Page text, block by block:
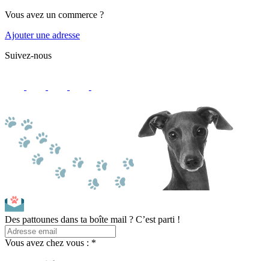
Vous avez un commerce ?
Ajouter une adresse
Suivez-nous
Des pattounes dans ta boîte mail ? C’est parti !
Vous avez chez vous : *